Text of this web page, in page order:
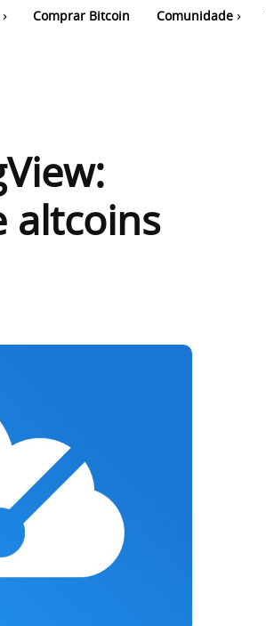
Comprar Bitcoin Comunidade
altcoins